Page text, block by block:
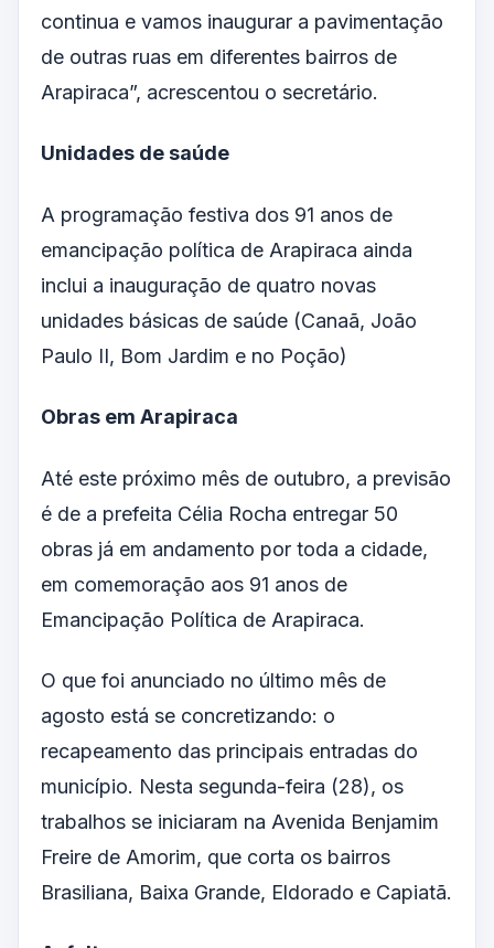
continua e vamos inaugurar a pavimentação
de outras ruas em diferentes bairros de
Arapiraca”, acrescentou o secretário.
Unidades de saúde
A programação festiva dos 91 anos de
emancipação política de Arapiraca ainda
inclui a inauguração de quatro novas
unidades básicas de saúde (Canaã, João
Paulo II, Bom Jardim e no Poção)
Obras em Arapiraca
Até este próximo mês de outubro, a previsão
é de a prefeita Célia Rocha entregar 50
obras já em andamento por toda a cidade,
em comemoração aos 91 anos de
Emancipação Política de Arapiraca.
O que foi anunciado no último mês de
agosto está se concretizando: o
recapeamento das principais entradas do
município. Nesta segunda-feira (28), os
trabalhos se iniciaram na Avenida Benjamim
Freire de Amorim, que corta os bairros
Brasiliana, Baixa Grande, Eldorado e Capiatã.